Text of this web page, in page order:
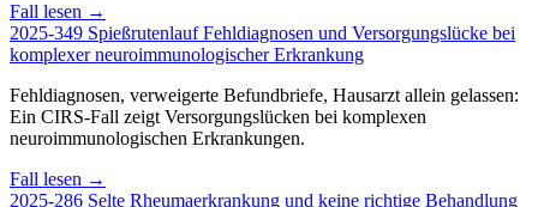
Fall lesen →
2025-349 Spießrutenlauf Fehldiagnosen und Versorgungslücke bei
komplexer neuroimmunologischer Erkrankung
Fehldiagnosen, verweigerte Befundbriefe, Hausarzt allein gelassen:
Ein CIRS-Fall zeigt Versorgungslücken bei komplexen
neuroimmunologischen Erkrankungen.
Fall lesen →
2025-286 Selte Rheumaerkrankung und keine richtige Behandlung